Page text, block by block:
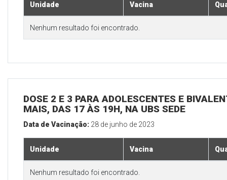
Unidade Vacina
Nenhum resultado foi encontrado.
DOSE 2 E 3 PARA ADOLESCENTES E
MAIS, DAS 17 ÀS 19H, NA UBS SEDE
Data de Vacinação: 28 de junho de 2023
Unidade Vacina
Nenhum resultado foi encontrado.